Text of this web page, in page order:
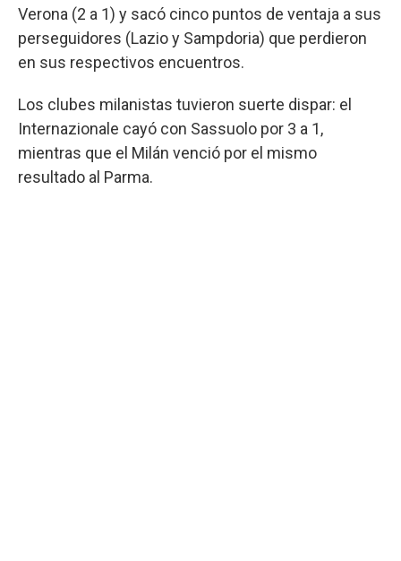
Verona (2 a 1) y sacó cinco puntos de ventaja a sus
perseguidores (Lazio y Sampdoria) que perdieron
en sus respectivos encuentros.
Los clubes milanistas tuvieron suerte dispar: el
Internazionale cayó con Sassuolo por 3 a 1,
mientras que el Milán venció por el mismo
resultado al Parma.